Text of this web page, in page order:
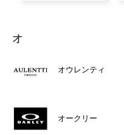
オ
オウレンティ
オークリー